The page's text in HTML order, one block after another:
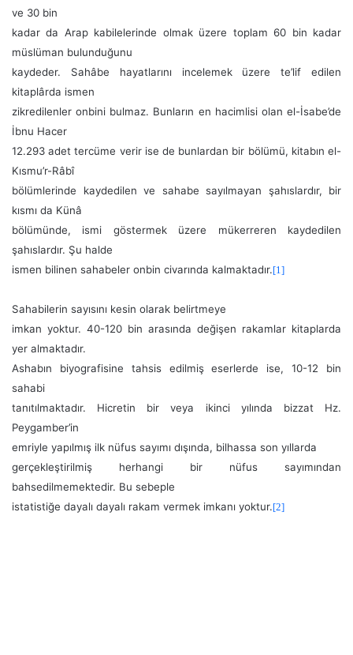
ve 30 bin
kadar da Arap kabilelerinde olmak üzere toplam 60 bin kadar
müslüman bulunduğunu
kaydeder. Sahâbe hayatlarını incelemek üzere te’lif edilen
kitaplârda ismen
zikredilenler onbini bulmaz. Bunların en hacimlisi olan el-İsabe’de
İbnu Hacer
12.293 adet tercüme verir ise de bunlardan bir bölümü, kitabın el-
Kısmu’r-Râbî
bölümlerinde kaydedilen ve sahabe sayılmayan şahıslardır, bir
kısmı da Künâ
bölümünde, ismi göstermek üzere mükerreren kaydedilen
şahıslardır. Şu halde
ismen bilinen sahabeler onbin civarında kalmaktadır.[1]
Sahabilerin sayısını kesin olarak belirtmeye
imkan yoktur. 40-120 bin arasında değişen rakamlar kitaplarda
yer almaktadır.
Ashabın biyografisine tahsis edilmiş eserlerde ise, 10-12 bin
sahabi
tanıtılmaktadır. Hicretin bir veya ikinci yılında bizzat Hz.
Peygamber’in
emriyle yapılmış ilk nüfus sayımı dışında, bilhassa son yıllarda
gerçekleştirilmiş herhangi bir nüfus sayımından
bahsedilmemektedir. Bu sebeple
istatistiğe dayalı dayalı rakam vermek imkanı yoktur.[2]